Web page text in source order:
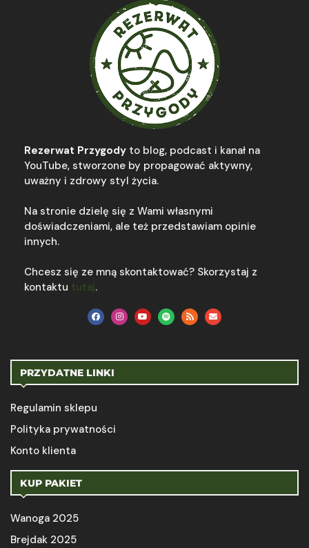
Rezerwat Przygody to blog, podcast i kanał na
YouTube, stworzone by propagować aktywny,
uważny i zdrowy styl życia.
Na stronie dzielę się z Wami własnymi
doświadczeniami, ale też przedstawiam opinie
innych.
Chcesz się ze mną skontaktować? Skorzystaj z
kontaktu tutaj.
PRZYDATNE LINKI
Regulamin sklepu
Polityka prywatności
Konto klienta
KUP PAKIET
Wanoga 2025
Brejdak 2025